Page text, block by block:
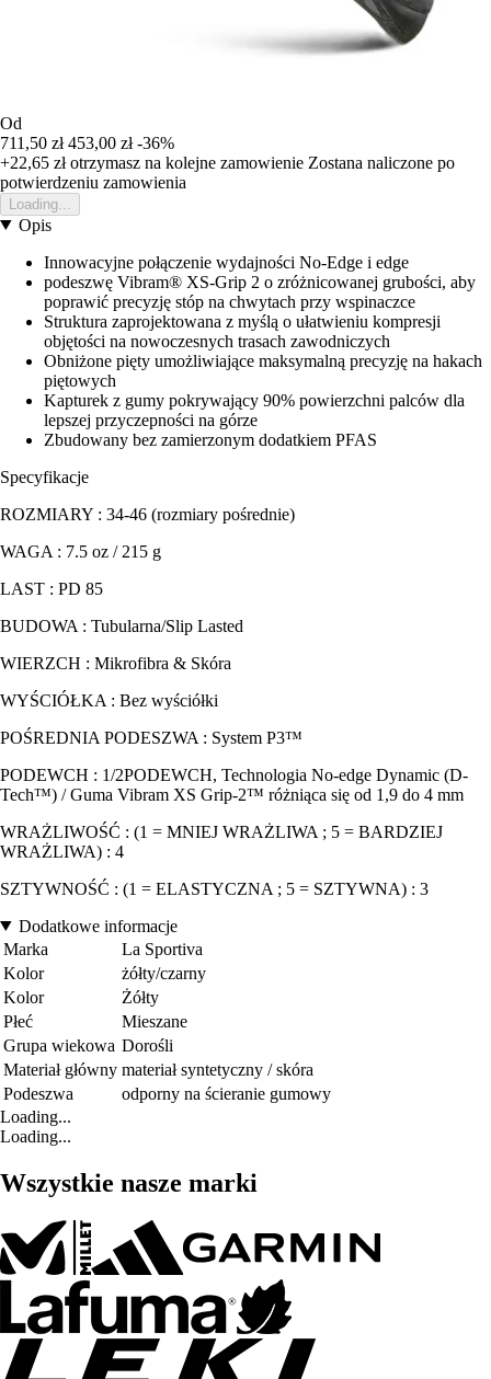
Od
711,50 zł 453,00 zł -36%
+22,65 złotrzymasz na kolejne zamowienie Zostana naliczone po
potwierdzeniu zamowienia
Loading...
Opis
Innowacyjne połączenie wydajności No-Edge i edge
podeszwę Vibram® XS-Grip 2 o zróżnicowanej grubości, aby
poprawić precyzję stóp na chwytach przy wspinaczce
Struktura zaprojektowana z myślą o ułatwieniu kompresji
objętości na nowoczesnych trasach zawodniczych
Obniżone pięty umożliwiające maksymalną precyzję na hakach
piętowych
Kapturek z gumy pokrywający 90% powierzchni palców dla
lepszej przyczepności na górze
Zbudowany bez zamierzonym dodatkiem PFAS
Specyfikacje
ROZMIARY : 34-46 (rozmiary pośrednie)
WAGA : 7.5 oz / 215 g
LAST : PD 85
BUDOWA : Tubularna/Slip Lasted
WIERZCH : Mikrofibra & Skóra
WYŚCIÓŁKA : Bez wyściółki
POŚREDNIA PODESZWA : System P3™
PODEWCH : 1/2PODEWCH, Technologia No-edge Dynamic (D-
Tech™) / Guma Vibram XS Grip-2™ różniąca się od 1,9 do 4 mm
WRAŻLIWOŚĆ : (1 = MNIEJ WRAŻLIWA ; 5 = BARDZIEJ
WRAŻLIWA) : 4
SZTYWNOŚĆ : (1 = ELASTYCZNA ; 5 = SZTYWNA) : 3
Dodatkowe informacje
Marka
La Sportiva
Kolor
żółty/czarny
Kolor
Żółty
Płeć
Mieszane
Grupa wiekowa Dorośli
Materiał główny materiał syntetyczny / skóra
Podeszwa
odporny na ścieranie gumowy
Loading...
Loading...
Wszystkie nasze marki